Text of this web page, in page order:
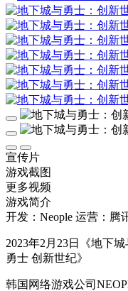
宣传片
游戏截图
更多视频
游戏简介
开发：Neople 运营：腾
2023年2月23日《地下
勇士 创新世纪》
韩国网络游戏公司